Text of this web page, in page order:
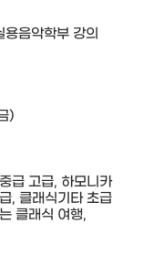
음악학부 강의
)
급 고급, 하모니카
, 클래식기타 초급
클래식 여행,